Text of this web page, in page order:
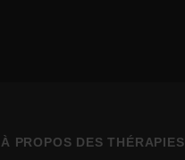
À PROPOS DES THÉRAPIES